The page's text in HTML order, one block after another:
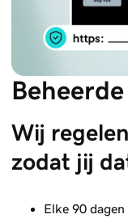
Wij
zodat jij
Elke 90